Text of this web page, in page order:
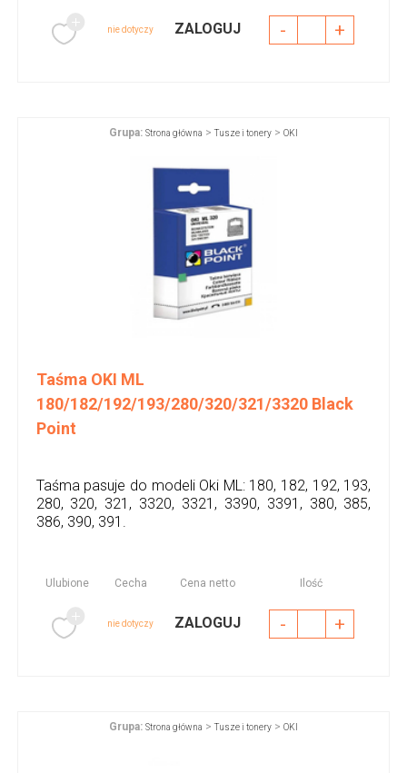
nie dotyczy ZALOGUJ - +
Grupa: Strona główna >Tusze i tonery > OKI
Taśma OKI ML
180/182/192/193/280/320/321/3320 Black
Point
Taśma pasuje do modeli Oki ML: 180, 182, 192, 193,
280, 320, 321, 3320, 3321, 3390, 3391, 380, 385,
386, 390, 391.
Ulubione Cecha Cena netto Ilość
nie dotyczy ZALOGUJ - +
Grupa: Strona główna >Tusze i tonery > OKI